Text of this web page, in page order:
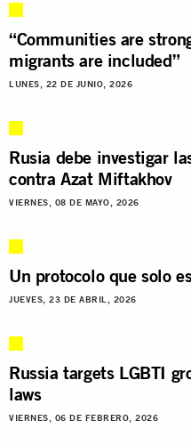
“Communities are
migrants are included”
LUNES, 22 DE JUNIO, 2026
Rusia debe investigar
contra Azat Miftakhov
VIERNES, 08 DE MAYO, 2026
Un protocolo que solo
JUEVES, 23 DE ABRIL, 2026
Russia targets LGBTI
laws
VIERNES, 06 DE FEBRERO, 2026